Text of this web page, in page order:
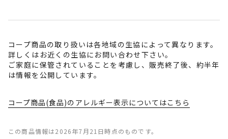
コープ商品の取り扱いは各地域の生協によって異なります。
詳しくはお近くの生協にお問い合わせ下さい。
ご家庭に保管されていることを考慮し、販売終了後、約半年
は情報を公開しています。
コープ商品(食品)のアレルギー表示についてはこちら
この商品情報は2026年7月21日時点のものです。